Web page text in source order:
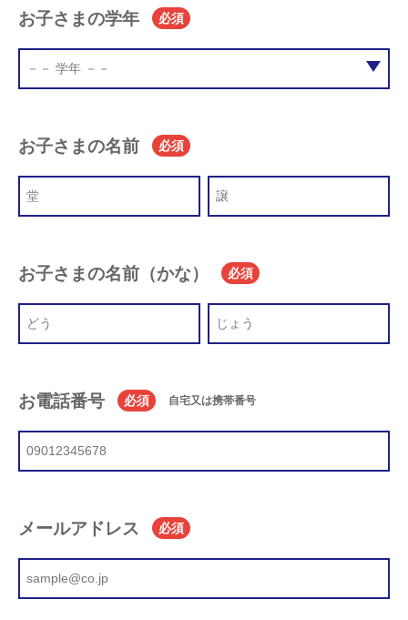
お子さまの学年 必須
お子さまの名前 必須
お子さまの名前（かな） 必須
お電話番号 必須 自宅又は携帯番号
メールアドレス 必須